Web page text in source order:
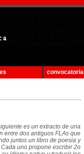
convocatoria
es un extracto de una
entre dos antiguos FLAs que
juntos un libro de poesia y
uno propone escribir 2o